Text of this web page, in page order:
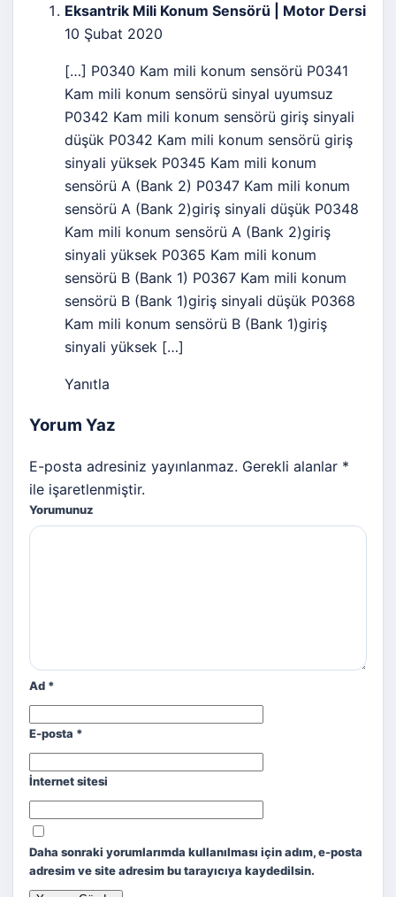
Eksantrik Mili Konum Sensörü | Motor Dersi
10 Şubat 2020
[…] P0340 Kam mili konum sensörü P0341
Kam mili konum sensörü sinyal uyumsuz
P0342 Kam mili konum sensörü giriş sinyali
düşük P0342 Kam mili konum sensörü giriş
sinyali yüksek P0345 Kam mili konum
sensörü A (Bank 2) P0347 Kam mili konum
sensörü A (Bank 2)giriş sinyali düşük P0348
Kam mili konum sensörü A (Bank 2)giriş
sinyali yüksek P0365 Kam mili konum
sensörü B (Bank 1) P0367 Kam mili konum
sensörü B (Bank 1)giriş sinyali düşük P0368
Kam mili konum sensörü B (Bank 1)giriş
sinyali yüksek […]
Yanıtla
Yorum Yaz
E-posta adresiniz yayınlanmaz. Gerekli alanlar *
ile işaretlenmiştir.
Yorumunuz
Ad *
E-posta *
İnternet sitesi
Daha sonraki yorumlarımda kullanılması için adım, e-posta
adresim ve site adresim bu tarayıcıya kaydedilsin.